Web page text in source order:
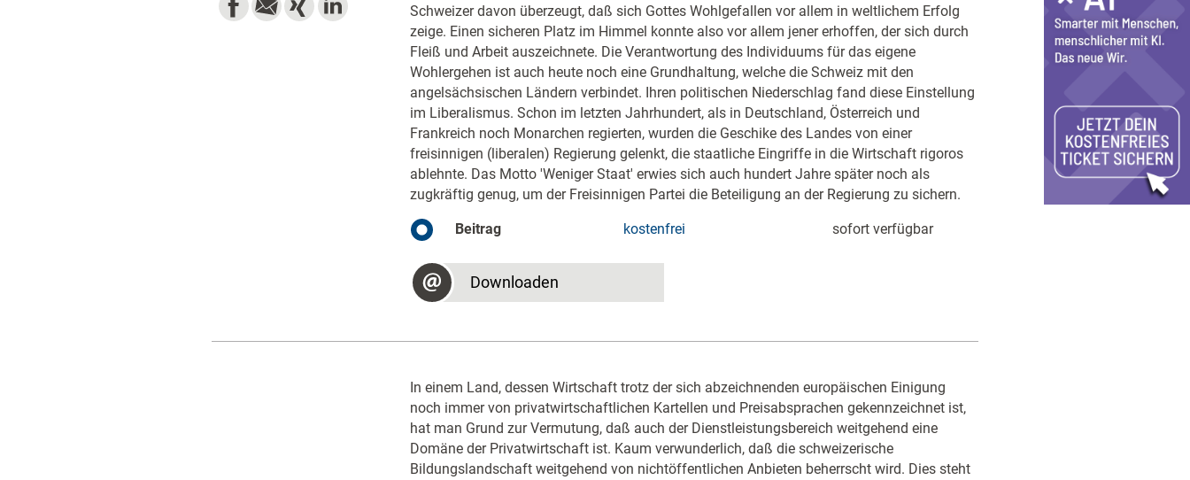
Schweizer davon überzeugt, daß sich Gottes Wohlgefallen vor allem in weltlichem Erfolg
zeige. Einen sicheren Platz im Himmel konnte also vor allem jener erhoffen, der sich durch
Fleiß und Arbeit auszeichnete. Die Verantwortung des Individuums für das eigene
Wohlergehen ist auch heute noch eine Grundhaltung, welche die Schweiz mit den
angelsächsischen Ländern verbindet. Ihren politischen Niederschlag fand diese Einstellung
im Liberalismus. Schon im letzten Jahrhundert, als in Deutschland, Österreich und
Frankreich noch Monarchen regierten, wurden die Geschike des Landes von einer
freisinnigen (liberalen) Regierung gelenkt, die staatliche Eingriffe in die Wirtschaft rigoros
ablehnte. Das Motto 'Weniger Staat' erwies sich auch hundert Jahre später noch als
zugkräftig genug, um der Freisinnigen Partei die Beteiligung an der Regierung zu sichern.
Beitrag kostenfrei sofort verfügbar
Downloaden
In einem Land, dessen Wirtschaft trotz der sich abzeichnenden europäischen Einigung
noch immer von privatwirtschaftlichen Kartellen und Preisabsprachen gekennzeichnet ist,
hat man Grund zur Vermutung, daß auch der Dienstleistungsbereich weitgehend eine
Domäne der Privatwirtschaft ist. Kaum verwunderlich, daß die schweizerische
Bildungslandschaft weitgehend von nichtöffentlichen Anbieten beherrscht wird. Dies steht